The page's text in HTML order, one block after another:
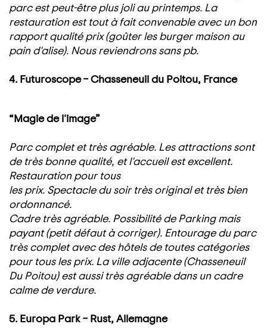
parc est peut-être plus joli au printemps. La
restauration est tout à fait convenable avec un bon
rapport qualité prix (goûter les burger maison au
pain d'alise). Nous reviendrons sans pb.
4. Futuroscope – Chasseneuil du Poitou, France
“Magie de l'image”
Parc complet et très agréable. Les attractions sont
de très bonne qualité, et l'accueil est excellent.
Restauration pour tous
les prix. Spectacle du soir très original et très bien
ordonnancé.
Cadre très agréable. Possibilité de Parking mais
payant (petit défaut à corriger). Entourage du parc
très complet avec des hôtels de toutes catégories
pour tous les prix. La ville adjacente (Chasseneuil
Du Poitou) est aussi très agréable dans un cadre
calme de verdure.
5. Europa Park – Rust, Allemagne